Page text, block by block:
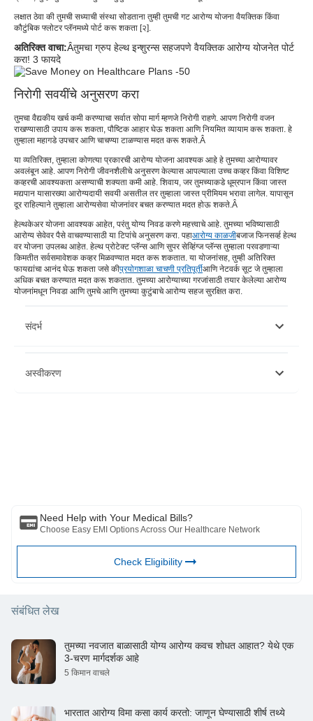
लक्षात ठेवा की तुमची सध्याची संस्था सोडताना तुम्ही तुमची गट आरोग्य योजना वैयक्तिक किंवा
कौटुंबिक फ्लोटर प्लॅनमध्ये पोर्ट करू शकता [२].
अतिरिक्त वाचा:Âतुमचा ग्रुप हेल्थ इन्शुरन्स सहजपणे वैयक्तिक आरोग्य योजनेत पोर्ट
करा! 3 फायदे
निरोगी सवयींचे अनुसरण करा
तुमचा वैद्यकीय खर्च कमी करण्याचा सर्वात सोपा मार्ग म्हणजे निरोगी राहणे. आपण निरोगी वजन
राखण्यासाठी उपाय करू शकता, पौष्टिक आहार घेऊ शकता आणि नियमित व्यायाम करू शकता. हे
तुम्हाला महागडे उपचार आणि चाचण्या टाळण्यास मदत करू शकते.Â
या व्यतिरिक्त, तुम्हाला कोणत्या प्रकारची आरोग्य योजना आवश्यक आहे हे तुमच्या आरोग्यावर
अवलंबून आहे. आपण निरोगी जीवनशैलीचे अनुसरण केल्यास आपल्याला उच्च कव्हर किंवा विशिष्ट
कव्हरची आवश्यकता असण्याची शक्यता कमी आहे. शिवाय, जर तुमच्याकडे धूम्रपान किंवा जास्त
मद्यपान यासारख्या आरोग्यदायी सवयी असतील तर तुम्हाला जास्त प्रीमियम भरावा लागेल. यापासून
दूर राहिल्याने तुम्हाला आरोग्यसेवा योजनांवर बचत करण्यात मदत होऊ शकते.Â
हेल्थकेअर योजना आवश्यक आहेत, परंतु योग्य निवड करणे महत्त्वाचे आहे. तुमच्या भविष्यासाठी
आरोग्य सेवेवर पैसे वाचवण्यासाठी या टिपांचे अनुसरण करा. पहाआरोग्य काळजीबजाज फिनसर्व्ह हेल्थ
वर योजना उपलब्ध आहेत. हेल्थ प्रोटेक्ट प्लॅन्स आणि सुपर सेव्हिंग्ज प्लॅन्स तुम्हाला परवडणाऱ्या
किमतीत सर्वसमावेशक कव्हर मिळवण्यात मदत करू शकतात. या योजनांसह, तुम्ही अतिरिक्त
फायद्यांचा आनंद घेऊ शकता जसे कीप्रयोगशाळा चाचणी प्रतिपूर्तीआणि नेटवर्क सूट जे तुम्हाला
अधिक बचत करण्यात मदत करू शकतात. तुमच्या आरोग्याच्या गरजांसाठी तयार केलेल्या आरोग्य
योजनांमधून निवडा आणि तुमचे आणि तुमच्या कुटुंबाचे आरोग्य सहज सुरक्षित करा.
संदर्भ
https://www.niti.gov.in/sites/default/files/2021-
अस्वीकरण
Need Help with Your Medical Bills?
Choose Easy EMI Options Across Our Healthcare Network
Check Eligibility
संबंधित लेख
तुमच्या नवजात बाळासाठी योग्य आरोग्य कवच शोधत आहात? येथे एक
3-चरण मार्गदर्शक आहे
5 किमान वाचले
भारतात आरोग्य विमा कसा कार्य करतो: जाणून घेण्यासाठी शीर्ष तथ्ये